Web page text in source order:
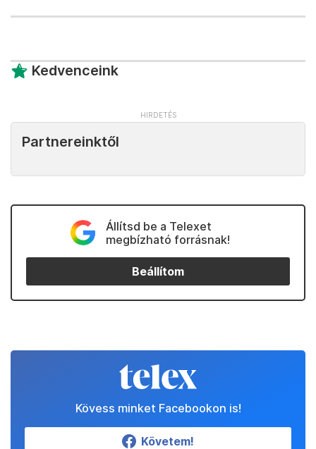
Kedvenceink
Partnereinktől
Állítsd be a Telexet
megbízható forrásnak!
Beállítom
Kövess minket Facebookon is!
Követem!